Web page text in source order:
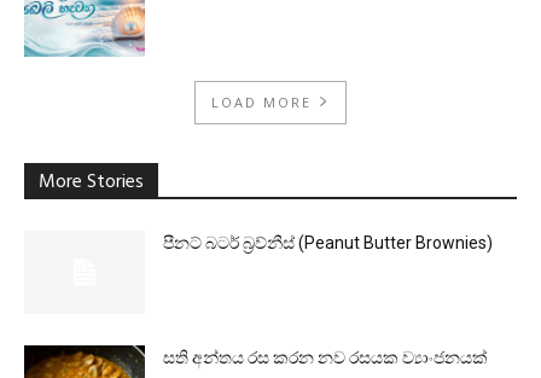
LOAD MORE
More Stories
පීනට් බටර් බ්‍රව්නීස් (Peanut Butter Brownies)
සති අන්තය රස කරන නව රසයක ව්‍යාංජනයක්